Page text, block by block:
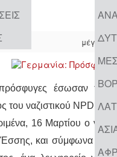
μέγεθος
έσωσαν τη
του ναζιστικού NPD
16 Μαρτίου ο
Έσσης, και σύμφωνα με